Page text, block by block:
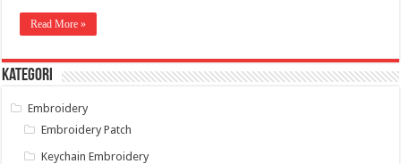
Read More »
Kategori
Embroidery
Embroidery Patch
Keychain Embroidery